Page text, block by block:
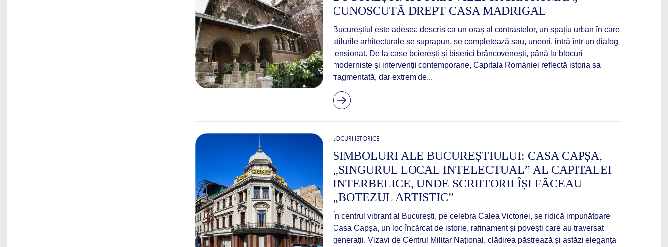
CUNOSCUTĂ DREPT CASA MADRIGAL
Bucureștiul este adesea descris ca un oraș al contrastelor, un spațiu urban în care
stilurile arhitecturale se suprapun, se completează sau, uneori, intră într-un dialog
tensionat. De la case boierești și biserici brâncovenești, până la blocuri
moderniste și intervenții contemporane, Capitala României reflectă istoria sa
fragmentată, dar extrem de...
LOCURI ISTORICE
SIMBOLURI ALE BUCUREȘTIULUI: CASA CAPȘA,
„SINGURUL LOCAL INTELECTUAL” AL CAPITALEI
INTERBELICE, UNDE SCRIITORII ÎȘI FĂCEAU
„BOTEZUL ARTISTIC”
În centrul vibrant al București, pe celebra Calea Victoriei, se ridică impunătoare
Casa Capșa, un loc încărcat de istorie, rafinament și povești care au traversat
generații. Vizavi de Centrul Militar Național, clădirea păstrează și astăzi eleganța